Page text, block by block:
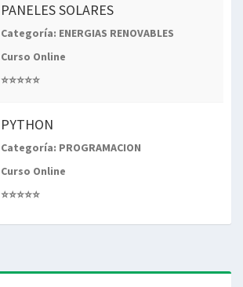
PANELES SOLARES
Categoría: ENERGIAS RENOVABLES
Curso Online
⭐⭐⭐⭐⭐
PYTHON
Categoría: PROGRAMACION
Curso Online
⭐⭐⭐⭐⭐